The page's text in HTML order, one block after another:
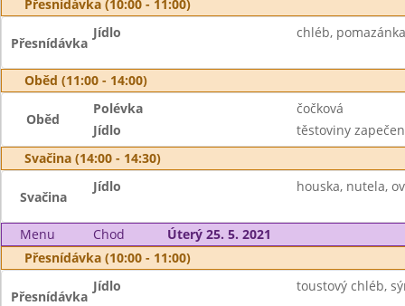
Přesnídávka (10:00 - 11:00)
Přesnídávka
Jídlo chléb,
Oběd (11:00 - 14:00)
Oběd
Polévka
čočková
Jídlo
těstoviny
Svačina (14:00 - 14:30)
Svačina
Jídlo houska, nutela,
Menu Chod
Úterý 25. 5. 2021
Přesnídávka (10:00 - 11:00)
Přesnídávka
Jídlo toustový chléb,